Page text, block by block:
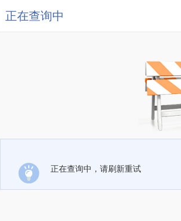
正在查询中
正在查询中，请刷新重试